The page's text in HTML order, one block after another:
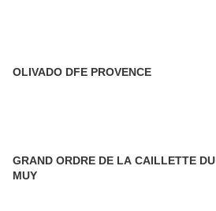
OLIVADO DFE PROVENCE
GRAND ORDRE DE LA CAILLETTE DU
MUY